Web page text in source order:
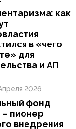
как
в «чего
для
и АП
2026
фонд
– пионер
внедрения